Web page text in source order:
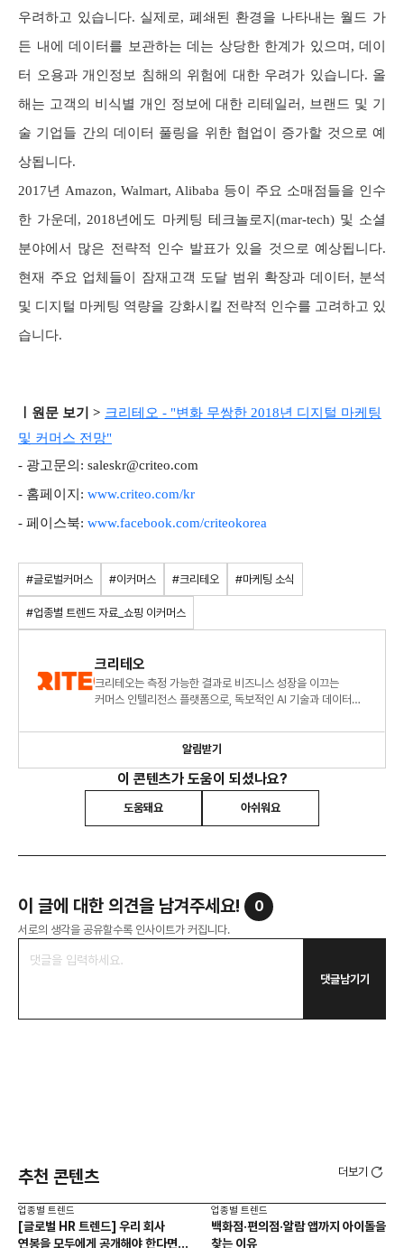
우려하고 있습니다. 실제로, 폐쇄된 환경을 나타내는 월드 가
든 내에 데이터를 보관하는 데는 상당한 한계가 있으며, 데이
터 오용과 개인정보 침해의 위험에 대한 우려가 있습니다. 올
해는 고객의 비식별 개인 정보에 대한 리테일러, 브랜드 및 기
술 기업들 간의 데이터 풀링을 위한 협업이 증가할 것으로 예
상됩니다.
2017년 Amazon, Walmart, Alibaba 등이 주요 소매점들을 인수
한 가운데, 2018년에도 마케팅 테크놀로지(mar-tech) 및 소셜
분야에서 많은 전략적 인수 발표가 있을 것으로 예상됩니다.
현재 주요 업체들이 잠재고객 도달 범위 확장과 데이터, 분석
및 디지털 마케팅 역량을 강화시킬 전략적 인수를 고려하고 있
습니다.
ㅣ원문 보기 > 크리테오 - "변화 무쌍한 2018년 디지털 마케팅
및 커머스 전망"
- 광고문의: saleskr@criteo.com
- 홈페이지: www.criteo.com/kr
- 페이스북: www.facebook.com/criteokorea
#글로벌커머스 #이커머스 #크리테오 #마케팅 소식
#업종별 트렌드 자료_쇼핑 이커머스
크리테오
크리테오는 측정 가능한 결과로 비즈니스 성장을 이끄는
커머스 인텔리전스 플랫폼으로, 독보적인 AI 기술과 데이터를
지원합니다
알림받기
이 콘텐츠가 도움이 되셨나요?
도움돼요 아쉬워요
이 글에 대한 의견을 남겨주세요! 0
서로의 생각을 공유할수록 인사이트가 커집니다.
댓글남기기
추천 콘텐츠 더보기
업종별 트렌드
[글로벌 HR 트렌드] 우리 회사
연봉을 모두에게 공개해야 한다면? |
업종별 트렌드
백화점·편의점·알람 앱까지 아이돌을
찾는 이유